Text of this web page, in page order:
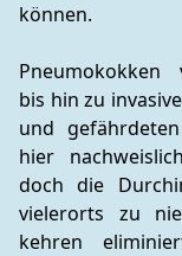
können.
Pneumokokken
bis hin zu
und
hier
doch die
vielerorts zu
kehren